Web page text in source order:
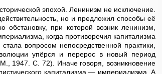
эпохой. Ленинизм не исключение.
но и предложил способы её
обстановку, при которой возник ленинизм,
когда противоречия капитализма
вопросом непосредственной практики,
упёрся и перерос в новый период
1947. С. 72). Иначе говоря, возникновение
капитализма — империализма. А